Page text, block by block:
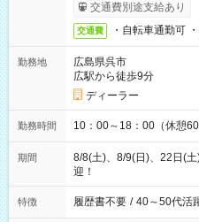
交通費別途支給あり
交通費 ・自転車通勤可
勤務地
広島県呉市
広駅から徒歩9分
ディーラー
勤務時間 10：00～18：00（休憩60
期間
8/8(土)、8/9(日)、22日(
迎！
特徴 履歴書不要 / 40～50代活